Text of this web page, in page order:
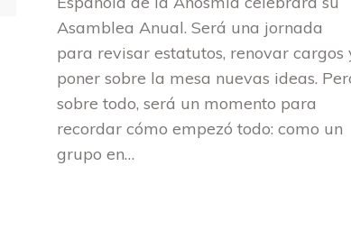
Asamblea Anual. Será una jornada
para revisar estatutos, renovar cargos
poner sobre la mesa nuevas ideas.
sobre todo, será un momento para
recordar cómo empezó todo: como un
grupo en…